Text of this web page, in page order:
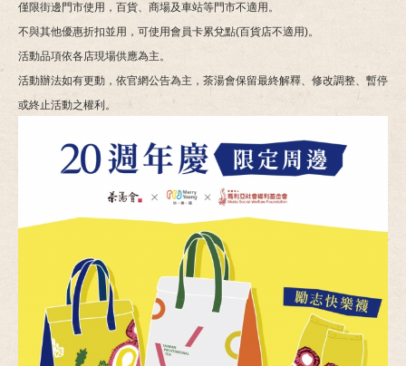
僅限街邊門市使用，百貨、商場及車站等門市不適用。
不與其他優惠折扣並用，可使用會員卡累兌點(百貨店不適用)。
活動品項依各店現場供應為主。
活動辦法如有更動，依官網公告為主，茶湯會保留最終解釋、修改調整、暫停
或終止活動之權利。